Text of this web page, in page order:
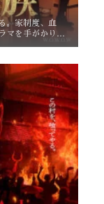
。家制度、血
マを手がかり